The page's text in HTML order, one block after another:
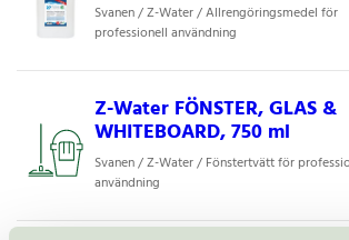
Svanen / Z-Water / Allrengöringsmedel för
professionell användning
Z-Water FÖNSTER, GLAS &
WHITEBOARD, 750 ml
Svanen / Z-Water / Fönstertvätt för
användning